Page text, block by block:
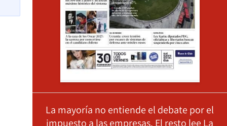
La mayoría no entiende el debate por el
impuesto a las empresas. El resto lee La